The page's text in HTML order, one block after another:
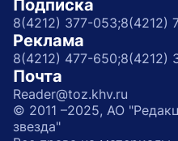
Подписка
8(4212) 377-053;8(4212)
Реклама
8(4212) 477-650;8(4212)
Почта
Reader@toz.khv.ru
© 2011 –2025, АО
звезда"